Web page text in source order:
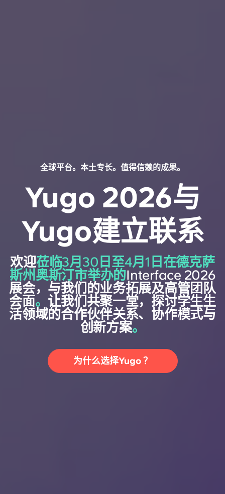
全球平台。本土专长。值得信赖的成果。
Yugo 2026与
Yugo建立联系
欢迎莅临3月30日至4月1日在德克萨
斯州奥斯汀市举办的Interface 2026
展会，与我们的业务拓展及高管团队
会面。 让我们共聚一堂，探讨学生生
活领域的合作伙伴关系、协作模式与
创新方案。
为什么选择Yugo ？